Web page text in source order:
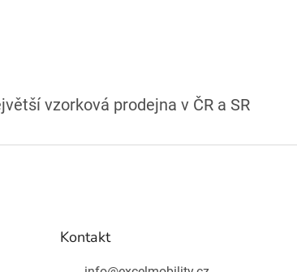
vzorková prodejna v ČR a SR
Kontakt